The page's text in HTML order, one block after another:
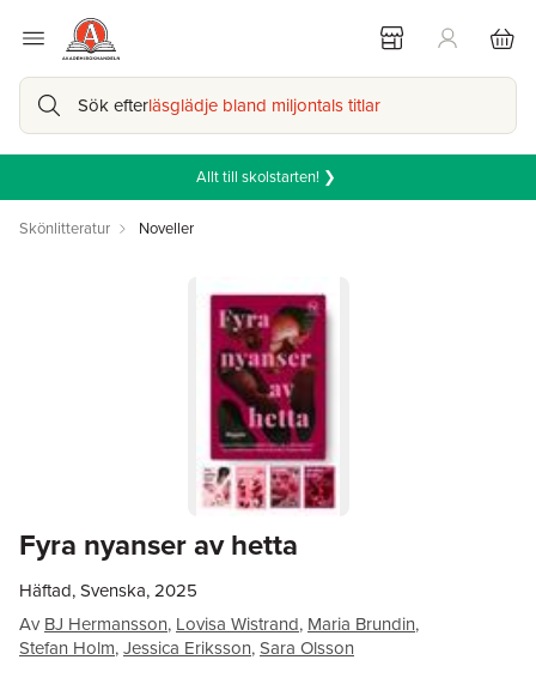
Sök efterläsglädje bland miljontals titlar
Allt till skolstarten! ❯
Skönlitteratur Noveller
Fyra nyanser av hetta
Häftad, Svenska, 2025
Av BJ Hermansson, Lovisa Wistrand, Maria Brundin,
Stefan Holm,Jessica Eriksson,Sara Olsson